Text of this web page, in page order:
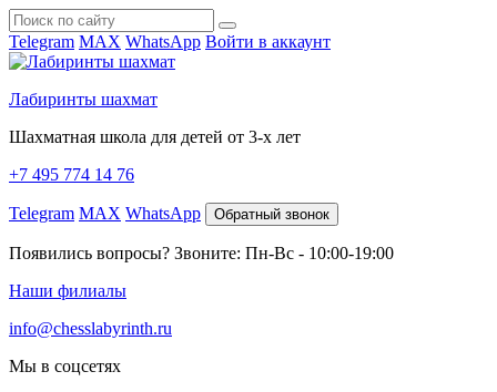
Telegram MAX WhatsApp Войти в аккаунт
Лабиринты шахмат
Шахматная школа для детей от 3-х лет
+7 495 774 14 76
Telegram MAX WhatsApp Обратный звонок
Появились вопросы? Звоните: Пн-Вс - 10:00-19:00
Наши филиалы
info@chesslabyrinth.ru
Мы в соцсетях